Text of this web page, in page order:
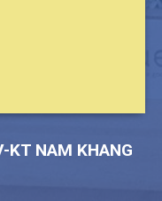
KT NAM KHANG